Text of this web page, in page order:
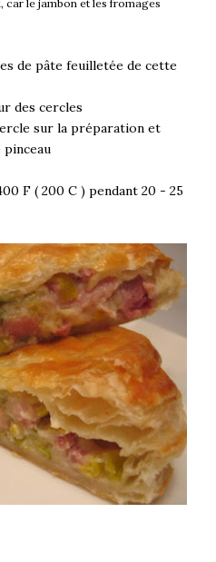
car le jambon et les fromages
de pâte feuilletée de cette
des cercles
sur la préparation et
F ( 200 C ) pendant 20 - 25